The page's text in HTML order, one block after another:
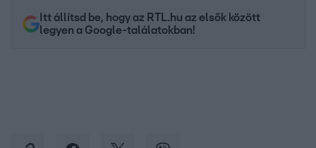
Itt állítsd be, hogy az RTL.hu az elsők között
legyen a Google-találatokban!